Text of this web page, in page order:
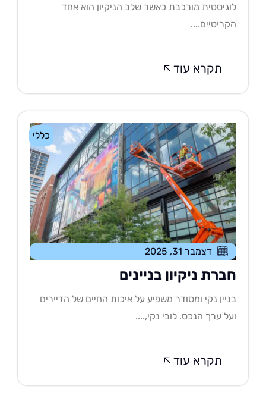
מורכבת כאשר שלב הניקיון הוא אחד
תקרא עוד
כללי
דצמבר 31, 2025
ניקיון בניינים
נקי ומסודר משפיע על איכות החיים של הדיירים
ערך הנכס. לובי נקי,....
תקרא עוד